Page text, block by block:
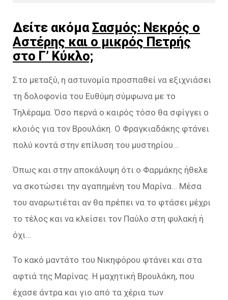
Δείτε ακόμαΣασμός: Νεκρός ο
Αστέρης και ο μικρός Πετρής
στο Γ’ Κύκλο;
Στο μεταξύ, η αστυνομία προσπαθεί να εξιχνιάσει
τη δολοφονία του Ευθύμη σύμφωνα με το
Τηλέραμα. Όσο περνά ο καιρός τόσο θα σφίγγει ο
κλοιός για τον Βρουλάκη. Ο Φραγκιαδάκης φτάνει
πολύ κοντά στην επίλυση του μυστηρίου…
Όπως και στην αποκάλυψη ότι ο Φαρμάκης ήθελε
να σκοτώσει την αγαπημένη του Μαρίνα… Μέσα
του αναρωτιέται αν θα πρέπει να το φτάσει μέχρι
το τέλος και να κλείσει τον Παύλο στη φυλακή ή
όχι…
Το κακό μαντάτο του Νικηφόρου φτάνει και στα
αφτιά της Μαρίνας. Η μαχητική Βρουλάκη, που
έχασε άντρα και γιο από τα χέρια των